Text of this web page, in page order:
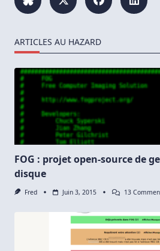
ARTICLES AU HAZARD
FOG : projet open-source de
disque
Fred Juin 3, 2015 13